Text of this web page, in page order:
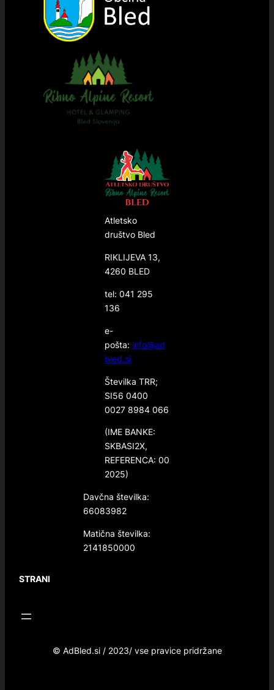
Atletsko
društvo Bled
RIKLIJEVA 13,
4260 BLED
tel: 041 295
136
e-
pošta: info@ad
bled.si
Številka TRR;
SI56 0400
0027 8984 066
(IME BANKE:
SKBASI2X,
REFERENCA: 00
2025)
Davčna številka:
66083982
Matična številka:
2141850000
STRANI
© AdBled.si / 2023/ vse pravice pridržane